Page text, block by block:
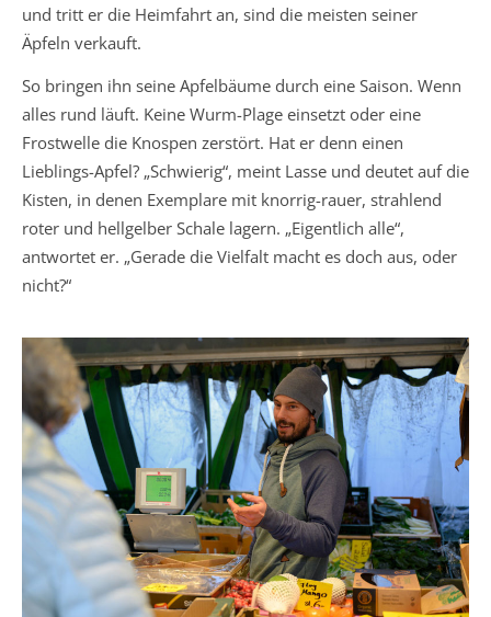
und tritt er die Heimfahrt an, sind die meisten seiner
Äpfeln verkauft.
So bringen ihn seine Apfelbäume durch eine Saison. Wenn
alles rund läuft. Keine Wurm-Plage einsetzt oder eine
Frostwelle die Knospen zerstört. Hat er denn einen
Lieblings-Apfel? „Schwierig“, meint Lasse und deutet auf die
Kisten, in denen Exemplare mit knorrig-rauer, strahlend
roter und hellgelber Schale lagern. „Eigentlich alle“,
antwortet er. „Gerade die Vielfalt macht es doch aus, oder
nicht?“